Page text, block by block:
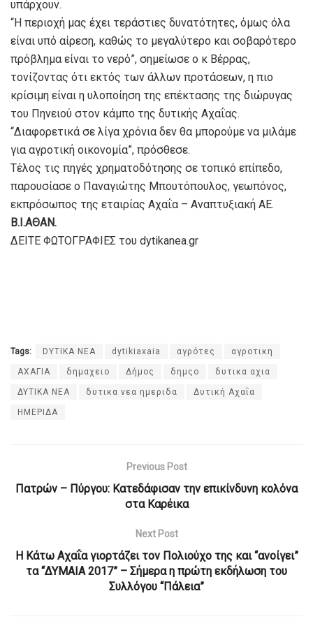
υπάρχουν.
“Η περιοχή μας έχει τεράστιες δυνατότητες, όμως όλα
είναι υπό αίρεση, καθώς το μεγαλύτερο και σοβαρότερο
πρόβλημα είναι το νερό”, σημείωσε ο κ Βέρρας,
τονίζοντας ότι εκτός των άλλων προτάσεων, η πιο
κρίσιμη είναι η υλοποίηση της επέκτασης της διώρυγας
του Πηνειού στον κάμπο της δυτικής Αχαΐας.
“Διαφορετικά σε λίγα χρόνια δεν θα μπορούμε να μιλάμε
για αγροτική οικονομία”, πρόσθεσε.
Τέλος τις πηγές χρηματοδότησης σε τοπικό επίπεδο,
παρουσίασε ο Παναγιώτης Μπουτόπουλος, γεωπόνος,
εκπρόσωπος της εταιρίας Αχαΐα – Αναπτυξιακή ΑΕ.
Β.Ι.ΑΘΑΝ.
ΔΕΙΤΕ ΦΩΤΟΓΡΑΦΙΕΣ του dytikanea.gr
Tags: DYTIKA NEA dytikiaxaia αγρότες αγροτικη
ΑΧΑΓΙΑ δημαχειο Δήμος δημςο δυτικα αχια
ΔΥΤΙΚΑ ΝΕΑ δυτικα νεα ημεριδα Δυτική Αχαΐα
ΗΜΕΡΙΔΑ
Previous Post
Πατρών – Πύργου: Κατεδάφισαν την επικίνδυνη κολόνα
στα Καρέικα
Next Post
Η Κάτω Αχαΐα γιορτάζει τον Πολιούχο της και “ανοίγει”
τα “ΔΥΜΑΙΑ 2017” – Σήμερα η πρώτη εκδήλωση του
Συλλόγου “Πάλεια”